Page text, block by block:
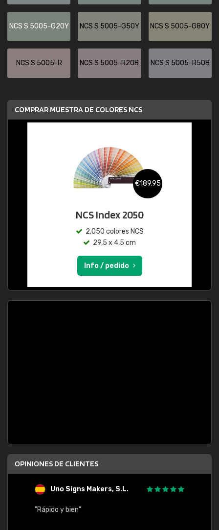
NCS S 5005-G20Y NCS S 5005-G50Y NCS S 5005-G80Y
NCS S 5005-R NCS S 5005-R20B NCS S 5005-R50B
COMPRAR MUESTRA DE COLORES NCS
€189,95
NCS Index 2050
2.050 colores NCS
29,5 x 4,5 cm
Info / pedido
OPINIONES DE CLIENTES
Uno Signs Makers, S.L.
"Rápido y bien"